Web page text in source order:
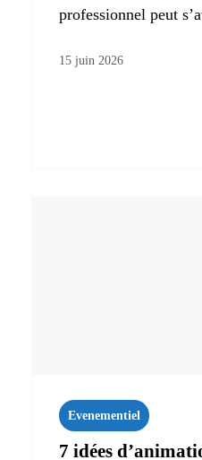
professionnel peut
15 juin 2026
Evenementiel
7 idées